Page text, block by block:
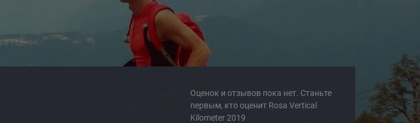
Оценок и отзывов пока нет. Станьте
первым, кто оценит Rosa Vertical
Kilometer 2019